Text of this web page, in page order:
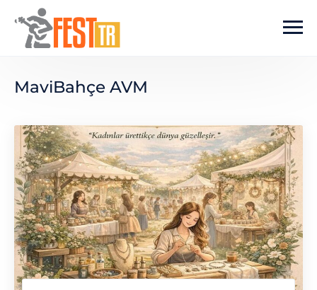
Ana içeriğe atla
MaviBahçe AVM